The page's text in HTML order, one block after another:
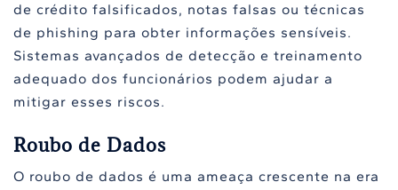
de crédito falsificados, notas falsas ou técnicas
de phishing para obter informações sensíveis.
Sistemas avançados de detecção e treinamento
adequado dos funcionários podem ajudar a
mitigar esses riscos.
Roubo de Dados
O roubo de dados é uma ameaça crescente na era